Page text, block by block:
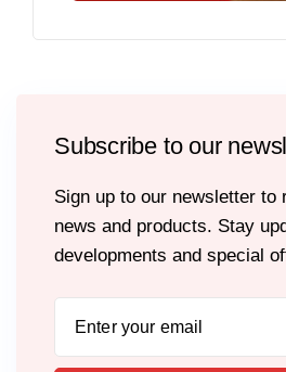
Subscribe to our
Sign up to our newsletter to
news and products. Stay
developments and special